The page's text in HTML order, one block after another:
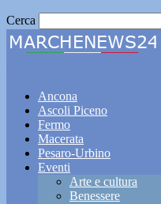
Cerca
Ancona
Ascoli Piceno
Fermo
Macerata
Pesaro-Urbino
Eventi
Arte e cultura
Benessere